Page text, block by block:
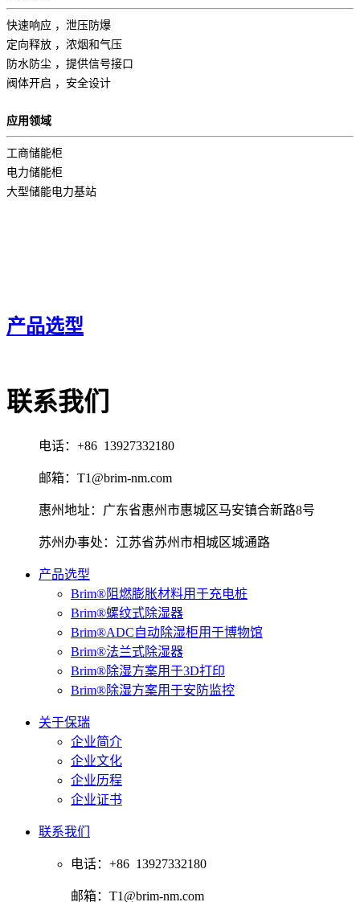
快速响应 ，泄压防爆
定向释放 ，浓烟和气压
防水防尘 ，提供信号接口
阀体开启 ，安全设计
应用领域
工商储能柜
电力储能柜
大型储能电力基站
产品选型
联系我们
电话：+86 13927332180
邮箱：T1@brim-nm.com
惠州地址：广东省惠州市惠城区马安镇合新路8号
苏州办事处：江苏省苏州市相城区城通路
产品选型
Brim®阻燃膨胀材料用于充电桩
Brim®螺纹式除湿器
Brim®ADC自动除湿柜用于博物馆
Brim®法兰式除湿器
Brim®除湿方案用于3D打印
Brim®除湿方案用于安防监控
关于保瑞
企业简介
企业文化
企业历程
企业证书
联系我们
电话：+86 13927332180
邮箱：T1@brim-nm.com